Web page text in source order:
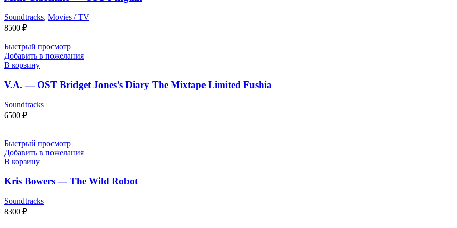
Soundtracks, Movies / TV
8500 ₽
Быстрый просмотр
Добавить в пожелания
В корзину
V.A. — OST Bridget Jones’s Diary The Mixtape Limited Fushia
Soundtracks
6500 ₽
Быстрый просмотр
Добавить в пожелания
В корзину
Kris Bowers — The Wild Robot
Soundtracks
8300 ₽